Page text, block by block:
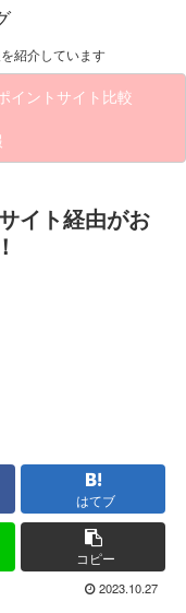
紹介しています
イントサイト比較
イト経由がお
はてブ
コピー
2023.10.27